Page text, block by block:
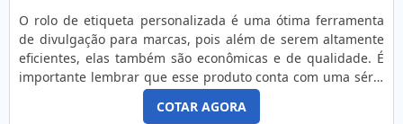
O rolo de etiqueta personalizada é uma ótima ferramenta
de divulgação para marcas, pois além de serem altamente
eficientes, elas também são econômicas e de qualidade. É
importante lembrar que esse produto conta com uma série
de opções de impressão, acabamento e formato, o que é
ótimo para os consumidores que buscam itens
COTAR AGORA